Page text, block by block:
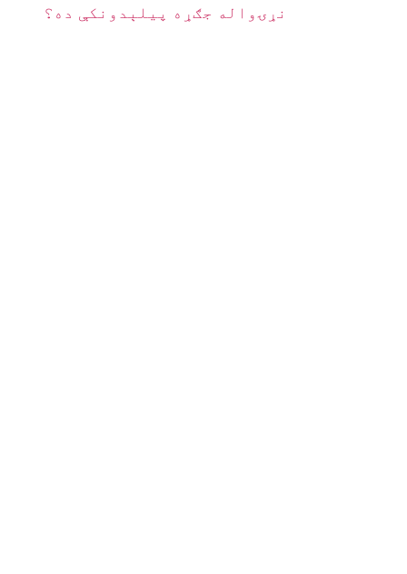
نړۍواله جګړه پیلېدونکې ده؟